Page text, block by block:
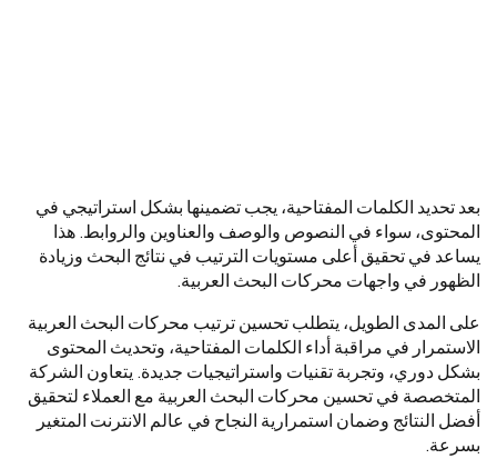
بعد تحديد الكلمات المفتاحية، يجب تضمينها بشكل استراتيجي في
المحتوى، سواء في النصوص والوصف والعناوين والروابط. هذا
يساعد في تحقيق أعلى مستويات الترتيب في نتائج البحث وزيادة
الظهور في واجهات محركات البحث العربية.
على المدى الطويل، يتطلب تحسين ترتيب محركات البحث العربية
الاستمرار في مراقبة أداء الكلمات المفتاحية، وتحديث المحتوى
بشكل دوري، وتجربة تقنيات واستراتيجيات جديدة. يتعاون الشركة
المتخصصة في تحسين محركات البحث العربية مع العملاء لتحقيق
أفضل النتائج وضمان استمرارية النجاح في عالم الانترنت المتغير
بسرعة.